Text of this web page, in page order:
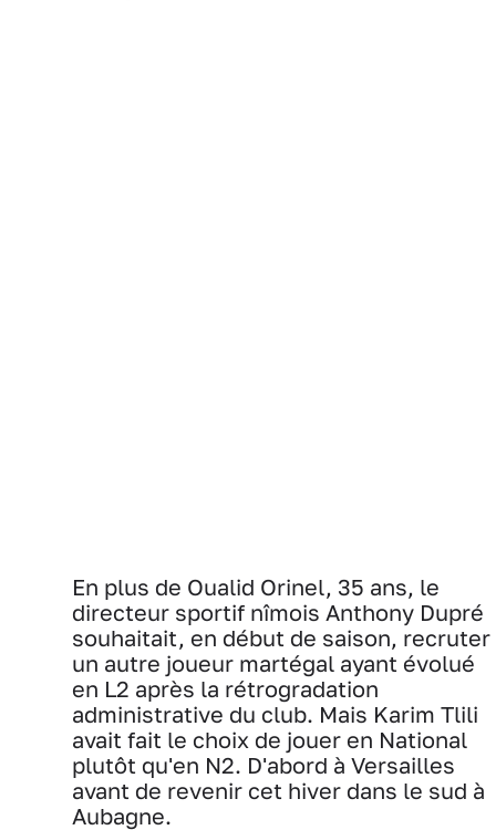
En plus de Oualid Orinel, 35 ans, le
directeur sportif nîmois Anthony Dupré
souhaitait, en début de saison, recruter
un autre joueur martégal ayant évolué
en L2 après la rétrogradation
administrative du club. Mais Karim Tlili
avait fait le choix de jouer en National
plutôt qu'en N2. D'abord à Versailles
avant de revenir cet hiver dans le sud à
Aubagne.